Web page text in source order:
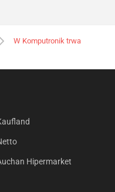
W Komputronik trwa
Hipermarket